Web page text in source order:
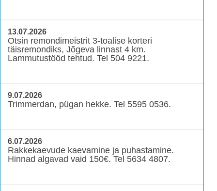
13.07.2026
Otsin remondimeistrit 3-toalise korteri
täisremondiks, Jõgeva linnast 4 km.
Lammutustööd tehtud. Tel 504 9221.
9.07.2026
Trimmerdan, pügan hekke. Tel 5595 0536.
6.07.2026
Rakkekaevude kaevamine ja puhastamine.
Hinnad algavad vaid 150€. Tel 5634 4807.